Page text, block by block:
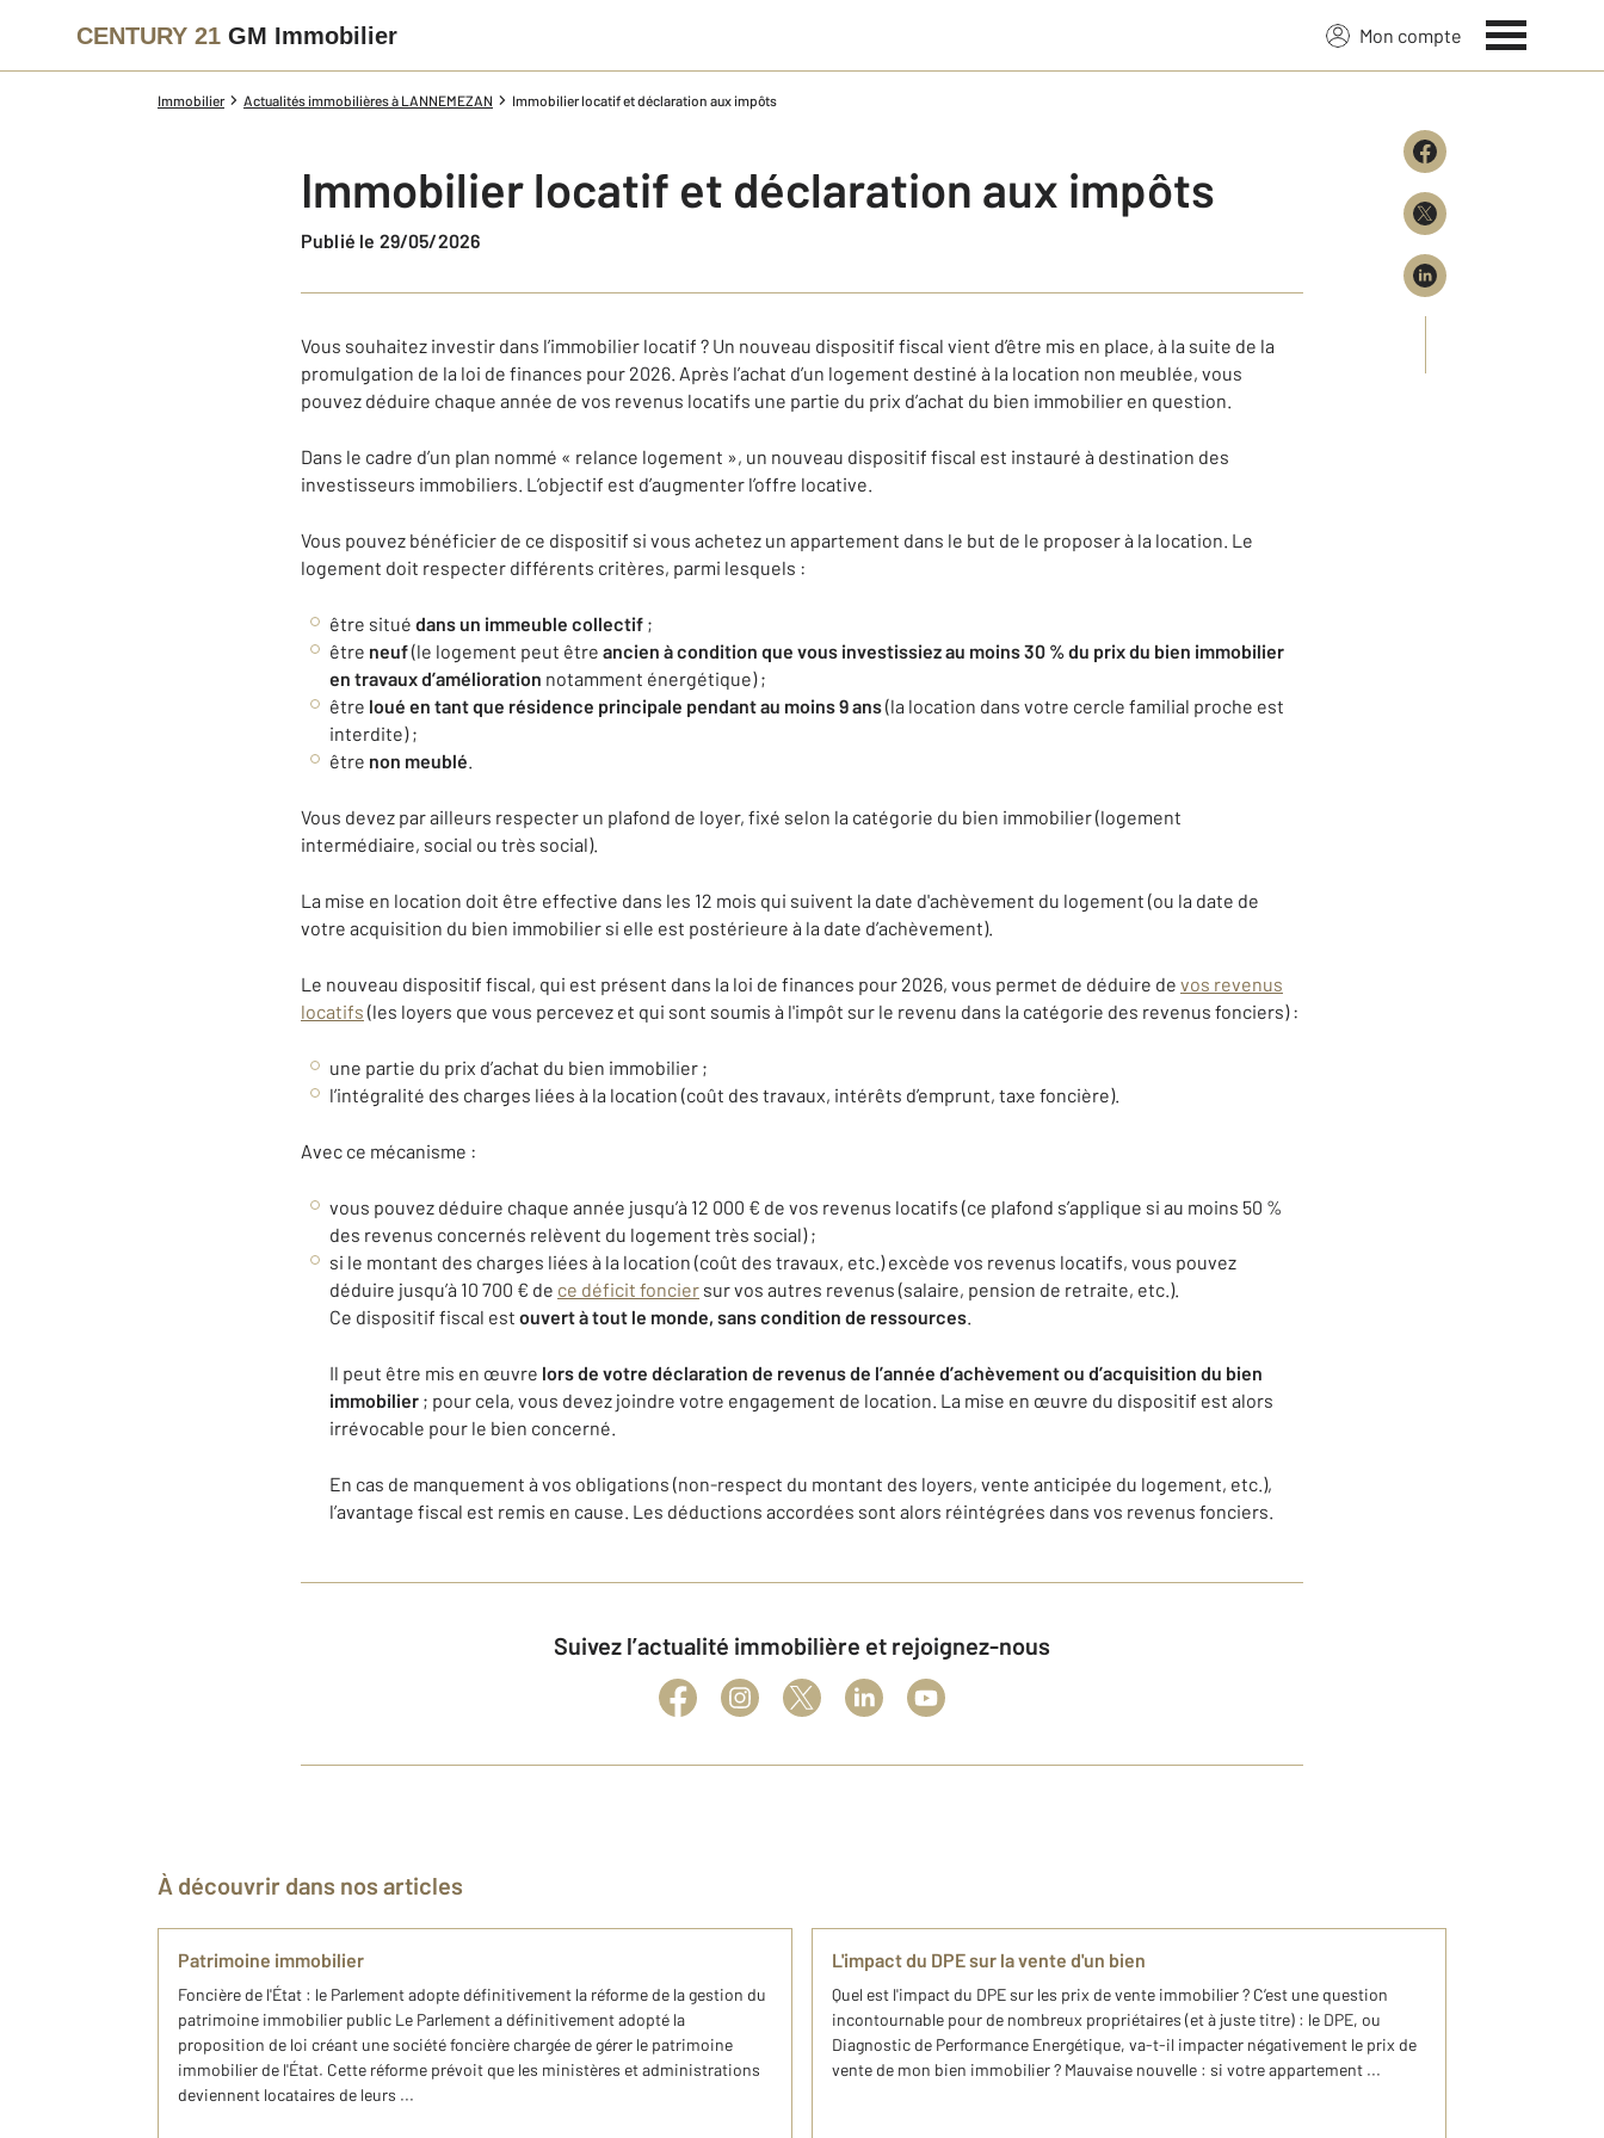
CENTURY 21 GM Immobilier Mon compte
Immobilier Actualités immobilières à LANNEMEZAN Immobilier locatif et déclaration aux impôts
Immobilier locatif et déclaration aux impôts
Publié le 29/05/2026
Vous souhaitez investir dans l’immobilier locatif ? Un nouveau dispositif fiscal vient d’être mis en place, à la suite de la
promulgation de la loi de finances pour 2026. Après l’achat d’un logement destiné à la location non meublée, vous
pouvez déduire chaque année de vos revenus locatifs une partie du prix d’achat du bien immobilier en question.
Dans le cadre d’un plan nommé « relance logement », un nouveau dispositif fiscal est instauré à destination des
investisseurs immobiliers. L’objectif est d’augmenter l’offre locative.
Vous pouvez bénéficier de ce dispositif si vous achetez un appartement dans le but de le proposer à la location. Le
logement doit respecter différents critères, parmi lesquels :
être situé dans un immeuble collectif ;
être neuf(le logement peut être ancien à condition que vous investissiez au moins 30 % du prix du bien immobilier
en travaux d’amélioration notamment énergétique) ;
être loué en tant que résidence principale pendant au moins 9 ans(la location dans votre cercle familial proche est
interdite) ;
être non meublé.
Vous devez par ailleurs respecter un plafond de loyer, fixé selon la catégorie du bien immobilier (logement
intermédiaire, social ou très social).
La mise en location doit être effective dans les 12 mois qui suivent la date d'achèvement du logement (ou la date de
votre acquisition du bien immobilier si elle est postérieure à la date d’achèvement).
Le nouveau dispositif fiscal, qui est présent dans la loi de finances pour 2026, vous permet de déduire de vos revenus
locatifs (les loyers que vous percevez et qui sont soumis à l'impôt sur le revenu dans la catégorie des revenus fonciers) :
une partie du prix d’achat du bien immobilier ;
l’intégralité des charges liées à la location (coût des travaux, intérêts d’emprunt, taxe foncière).
Avec ce mécanisme :
vous pouvez déduire chaque année jusqu’à 12 000 € de vos revenus locatifs (ce plafond s’applique si au moins 50 %
des revenus concernés relèvent du logement très social) ;
si le montant des charges liées à la location (coût des travaux, etc.) excède vos revenus locatifs, vous pouvez
déduire jusqu’à 10 700 € de ce déficit foncier sur vos autres revenus (salaire, pension de retraite, etc.).
Ce dispositif fiscal est ouvert à tout le monde, sans condition de ressources.
Il peut être mis en œuvre lors de votre déclaration de revenus de l’année d’achèvement ou d’acquisition du bien
immobilier ; pour cela, vous devez joindre votre engagement de location. La mise en œuvre du dispositif est alors
irrévocable pour le bien concerné.
En cas de manquement à vos obligations (non-respect du montant des loyers, vente anticipée du logement, etc.),
l’avantage fiscal est remis en cause. Les déductions accordées sont alors réintégrées dans vos revenus fonciers.
Suivez l’actualité immobilière et rejoignez-nous
À découvrir dans nos articles
Patrimoine immobilier
Foncière de l'État : le Parlement adopte définitivement la réforme de la gestion du
patrimoine immobilier public Le Parlement a définitivement adopté la
proposition de loi créant une société foncière chargée de gérer le patrimoine
immobilier de l'État. Cette réforme prévoit que les ministères et administrations
deviennent locataires de leurs ...
L'impact du DPE sur la vente d'un bien
Quel est l'impact du DPE sur les prix de vente immobilier ? C’est une question
incontournable pour de nombreux propriétaires (et à juste titre) : le DPE, ou
Diagnostic de Performance Energétique, va-t-il impacter négativement le prix de
vente de mon bien immobilier ? Mauvaise nouvelle : si votre appartement ...